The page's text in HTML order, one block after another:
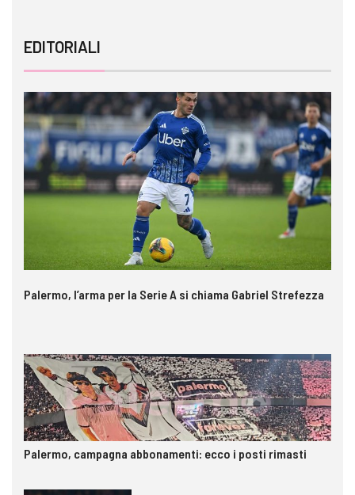
EDITORIALI
Palermo, l’arma per la Serie A si chiama Gabriel Strefezza
Palermo, campagna abbonamenti: ecco i posti rimasti